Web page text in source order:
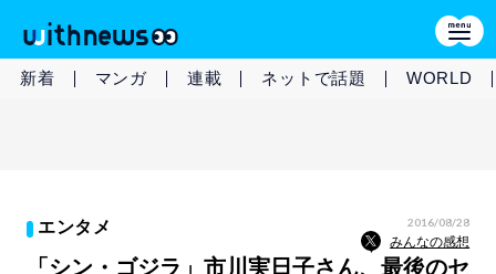
新着 マンガ 連載 ネットで話題 WORLD
エンタメ 2016/08/28
みんなの感想
「シン・ゴジラ」市川実日子さん、最後のセ